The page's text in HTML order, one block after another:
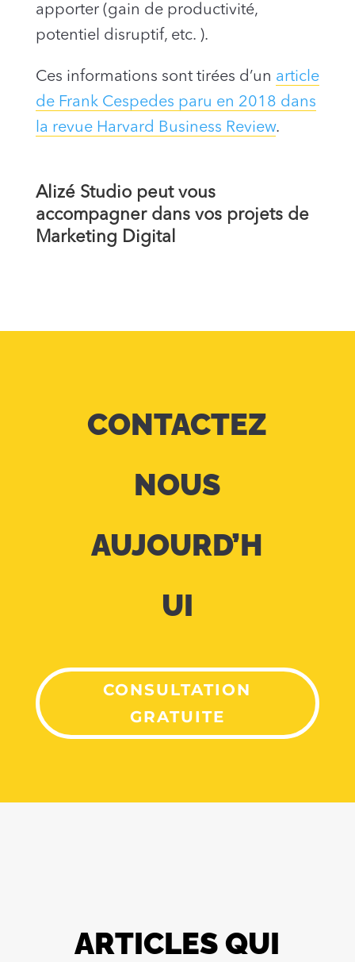
apporter (gain de productivité,
potentiel disruptif, etc. ).
Ces informations sont tirées d’un article
de Frank Cespedes paru en 2018 dans
la revue Harvard Business Review.
Alizé Studio peut vous
accompagner dans vos projets de
Marketing Digital
CONTACTEZ
NOUS
AUJOURD’H
UI
CONSULTATION
GRATUITE
ARTICLES QUI